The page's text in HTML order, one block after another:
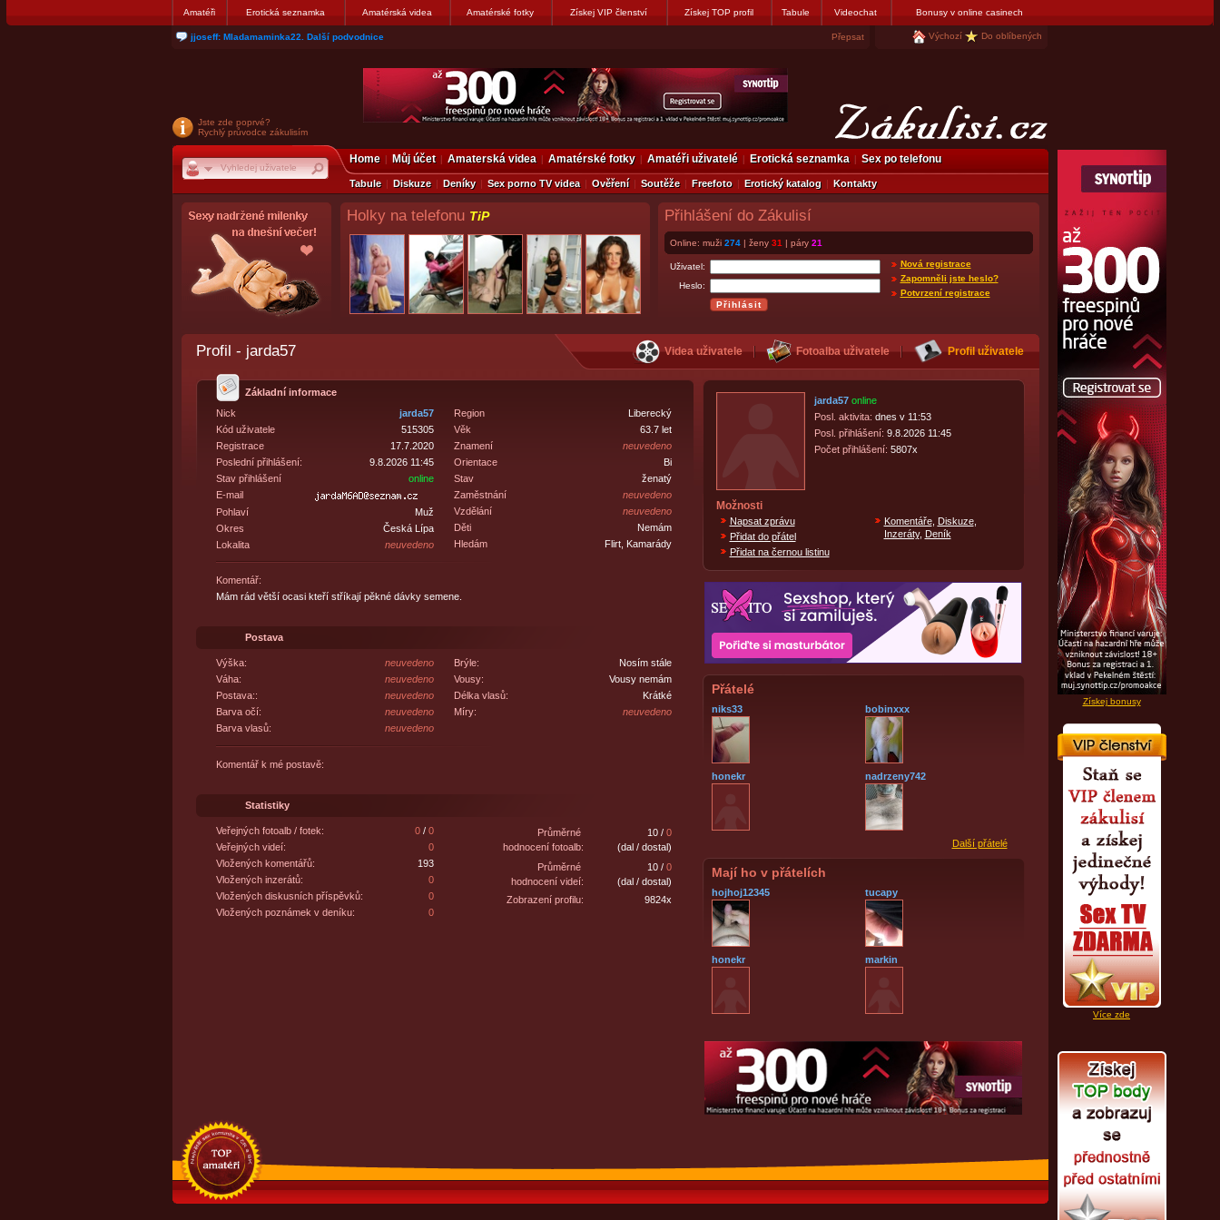
Amatéři Erotická seznamka Amatérská videa Amatérské fotky Získej VIP členství Získej TOP profil Tabule Videochat Bonusy v online casinech
jjoseff: Mladamaminka22. Další podvodnice Přepsat Výchozí Do oblíbených
Získej bonusy
Více zde
Jste zde poprvé?
Rychlý průvodce zákulisím
Home Můj účet Amaterská videa Amatérské fotky Amatéři uživatelé Erotická seznamka Sex po telefonu
Tabule Diskuze Deníky Sex porno TV videa Ověření Soutěže Freefoto Erotický katalog Kontakty
Holky na telefonu TiP Přihlášení do Zákulisí
Online: muži 274| ženy 31 | páry 21
Uživatel:
Heslo:
Nová registrace
Zapomněli jste heslo?
Potvrzení registrace
Profil - jarda57 Videa uživatele Fotoalba uživatele Profil uživatele
Základní informace
Nick
jarda57
Kód uživatele
515305
Registrace
17.7.2020
Poslední přihlášení:
9.8.2026 11:45
Stav přihlášení
online
E-mail
Pohlaví
Muž
Okres
Česká Lípa
Lokalita
neuvedeno
Region
Liberecký
Věk
63.7 let
Znamení
neuvedeno
Orientace
Bi
Stav
ženatý
Zaměstnání
neuvedeno
Vzdělání
neuvedeno
Děti
Nemám
Hledám
Flirt, Kamarády
Komentář:
Mám rád větší ocasi kteří stříkají pěkné dávky semene.
Postava
Výška:
neuvedeno
Váha:
neuvedeno
Postava::
neuvedeno
Barva očí:
neuvedeno
Barva vlasů:
neuvedeno
Brýle:
Nosím stále
Vousy:
Vousy nemám
Délka vlasů:
Krátké
Míry:
neuvedeno
Komentář k mé postavě:
Statistiky
Veřejných fotoalb / fotek: 0/ 0
Veřejných videí:
0
Vložených komentářů:
193
Vložených inzerátů:
0
Vložených diskusních příspěvků:
0
Vložených poznámek v deníku:
0
Průměrné
hodnocení fotoalb:
10 / 0
(dal / dostal)
Průměrné
hodnocení videí:
10 / 0
(dal / dostal)
Zobrazení profilu:
9824x
jarda57 online
Posl. aktivita: dnes v 11:53
Posl. přihlášení: 9.8.2026 11:45
Počet přihlášení: 5807x
Možnosti
Napsat zprávu
Přidat do přátel
Přidat na černou listinu
Komentáře, Diskuze,
Inzeráty, Deník
Přátelé
niks33 bobinxxx
honekr nadrzeny742
Další přátelé
Mají ho v přátelích
hojhoj12345 tucapy
honekr markin